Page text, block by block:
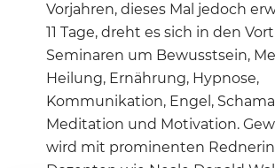
Vorjahren, dieses Mal jedoch
11 Tage, dreht es sich in den
Seminaren um Bewusstsein,
Heilung, Ernährung, Hypnose,
Kommunikation, Engel,
Meditation und Motivation.
wird mit prominenten